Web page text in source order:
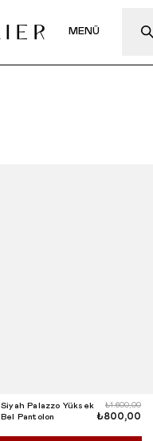
MENÜ
Siyah Palazzo Yüksek
Bel Pantolon
₺1.600,00
₺800,00